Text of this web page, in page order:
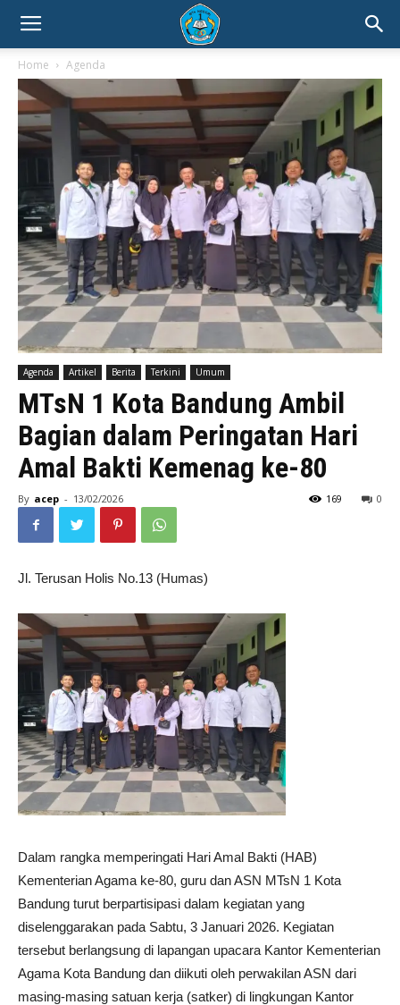
Home Agenda
Agenda Artikel Berita Terkini Umum
MTsN 1 Kota Bandung Ambil
Bagian dalam Peringatan Hari
Amal Bakti Kemenag ke-80
By acep - 13/02/2026 0
169
Jl. Terusan Holis No.13 (Humas)
Dalam rangka memperingati Hari Amal Bakti (HAB)
Kementerian Agama ke-80, guru dan ASN MTsN 1 Kota
Bandung turut berpartisipasi dalam kegiatan yang
diselenggarakan pada Sabtu, 3 Januari 2026. Kegiatan
tersebut berlangsung di lapangan upacara Kantor Kementerian
Agama Kota Bandung dan diikuti oleh perwakilan ASN dari
masing-masing satuan kerja (satker) di lingkungan Kantor